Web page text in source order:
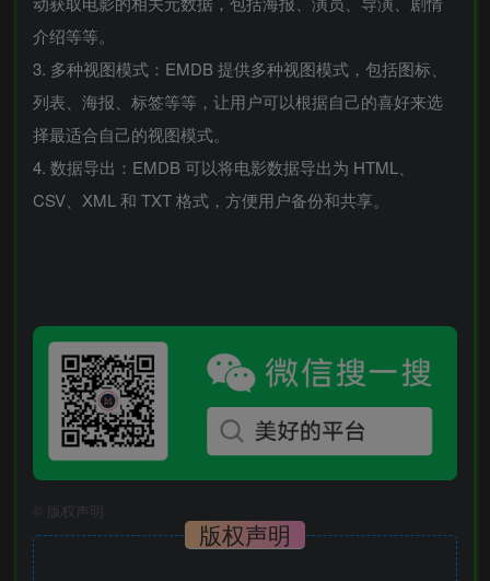
介绍等等。
3. 多种视图模式：EMDB 提供多种视图模式，包括图标、
列表、海报、标签等等，让用户可以根据自己的喜好来选
择最适合自己的视图模式。
4. 数据导出：EMDB 可以将电影数据导出为 HTML、
CSV、XML 和 TXT 格式，方便用户备份和共享。
版权声明
版权声明